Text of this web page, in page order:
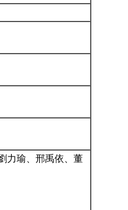
力瑜、邢禹依、董